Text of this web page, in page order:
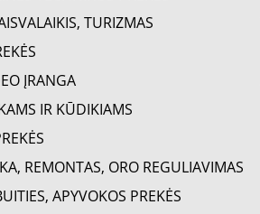
TURIZMAS
REMONTAS, ORO REGULIAVIMAS
ĮRANGA
IR KŪDIKIAMS
APYVOKOS PREKĖS